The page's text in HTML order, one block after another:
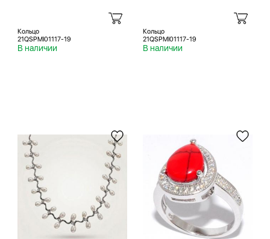
Кольцо
21QSPMI01117-19
В наличии
Кольцо
21QSPMI01117-19
В наличии